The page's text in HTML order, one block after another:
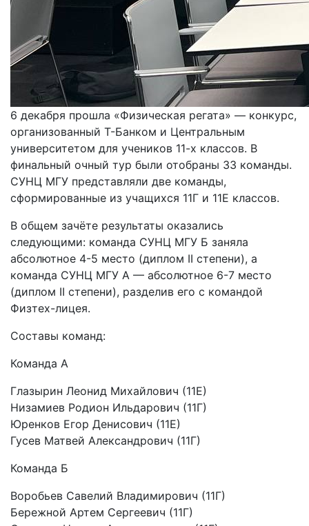
6 декабря прошла «Физическая регата» — конкурс,
организованный Т-Банком и Центральным
университетом для учеников 11-х классов. В
финальный очный тур были отобраны 33 команды.
СУНЦ МГУ представляли две команды,
сформированные из учащихся 11Г и 11Е классов.
В общем зачёте результаты оказались
следующими: команда СУНЦ МГУ Б заняла
абсолютное 4-5 место (диплом II степени), а
команда СУНЦ МГУ А — абсолютное 6-7 место
(диплом II степени), разделив его с командой
Физтех-лицея.
Составы команд:
Команда А
Глазырин Леонид Михайлович (11Е)
Низамиев Родион Ильдарович (11Г)
Юренков Егор Денисович (11Е)
Гусев Матвей Александрович (11Г)
Команда Б
Воробьев Савелий Владимирович (11Г)
Бережной Артем Сергеевич (11Г)